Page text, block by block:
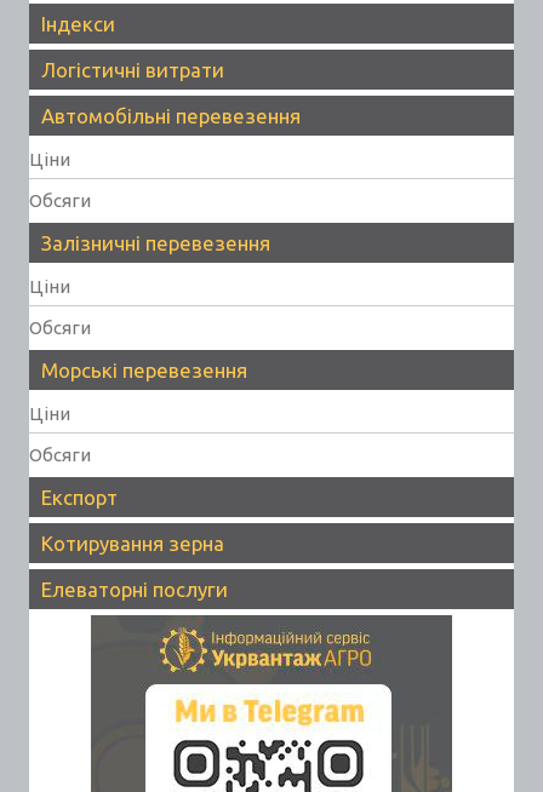
Індекси
Логістичні витрати
Автомобільні перевезення
Ціни
Обсяги
Залізничні перевезення
Ціни
Обсяги
Морські перевезення
Ціни
Обсяги
Експорт
Котирування зерна
Елеваторні послуги